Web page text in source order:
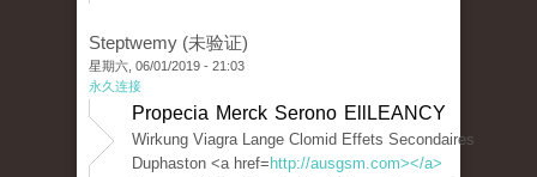
Steptwemy (未验证)
星期六, 06/01/2019 - 21:03
永久连接
Propecia Merck Serono EllLEANCY
Wirkung Viagra Lange Clomid Effets Secondaires
Duphaston <a href= http://ausgsm.com></a>